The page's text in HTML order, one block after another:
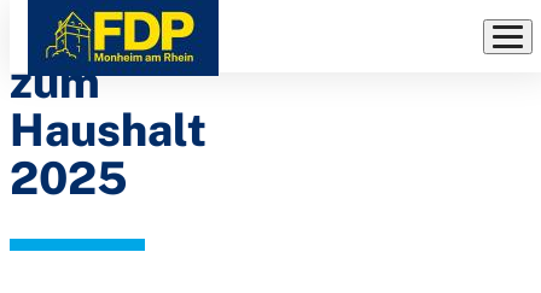
Direkt
zum
Inhalt
Anträge
zum
Haushalt
2025